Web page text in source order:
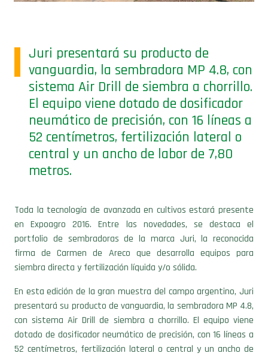
Juri presentará su producto de
vanguardia, la sembradora MP 4.8, con
sistema Air Drill de siembra a chorrillo.
El equipo viene dotado de dosificador
neumático de precisión, con 16 líneas a
52 centímetros, fertilización lateral o
central y un ancho de labor de 7,80
metros.
Toda la tecnología de avanzada en cultivos estará presente
en Expoagro 2016. Entre las novedades, se destaca el
portfolio de sembradoras de la marca Juri, la reconocida
firma de Carmen de Areco que desarrolla equipos para
siembra directa y fertilización líquida y/o sólida.
En esta edición de la gran muestra del campo argentino, Juri
presentará su producto de vanguardia, la sembradora MP 4.8,
con sistema Air Drill de siembra a chorrillo. El equipo viene
dotado de dosificador neumático de precisión, con 16 líneas a
52 centímetros, fertilización lateral o central y un ancho de